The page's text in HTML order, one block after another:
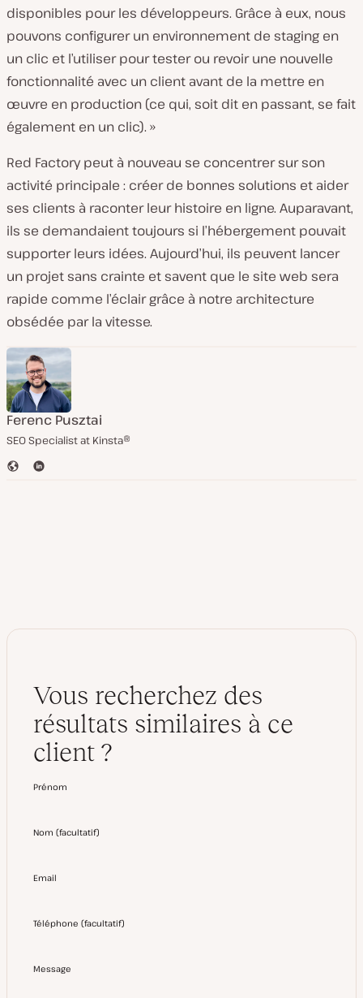
disponibles pour les développeurs. Grâce à eux, nous
pouvons configurer un environnement de staging en
un clic et l’utiliser pour tester ou revoir une nouvelle
fonctionnalité avec un client avant de la mettre en
œuvre en production (ce qui, soit dit en passant, se fait
également en un clic). »
Red Factory peut à nouveau se concentrer sur son
activité principale : créer de bonnes solutions et aider
ses clients à raconter leur histoire en ligne. Auparavant,
ils se demandaient toujours si l’hébergement pouvait
supporter leurs idées. Aujourd’hui, ils peuvent lancer
un projet sans crainte et savent que le site web sera
rapide comme l’éclair grâce à notre architecture
obsédée par la vitesse.
Ferenc Pusztai
SEO Specialist at Kinsta®
S
L
Vous recherchez des
résultats similaires à ce
client ?
Prénom
Nom (facultatif)
Email
Téléphone (facultatif)
Message